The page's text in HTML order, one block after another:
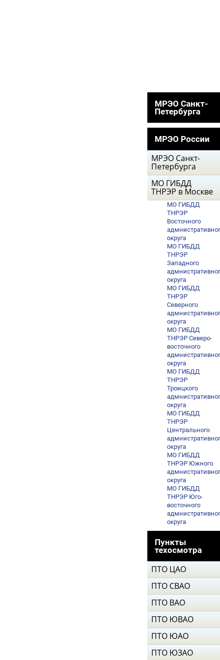
МРЭО Санкт-
Петербурга
МРЭО России
МРЭО Санкт-
Петербурга
МО ГИБДД
ТНРЭР в Москве
МО ГИБДД
ТНРЭР
Восточного
округа
МО ГИБДД
ТНРЭР
Западного
округа
МО ГИБДД
ТНРЭР
Северного
округа
МО ГИБДД
ТНРЭР Северо-
восточного
округа
МО ГИБДД
ТНРЭР
Троицкого
округа
МО ГИБДД
ТНРЭР
Центрального
округа
МО ГИБДД
ТНРЭР Южного
округа
МО ГИБДД
ТНРЭР Юго-
восточного
округа
Пункты
техосмотра
ПТО ЦАО
ПТО СВАО
ПТО ВАО
ПТО ЮВАО
ПТО ЮАО
ПТО ЮЗАО